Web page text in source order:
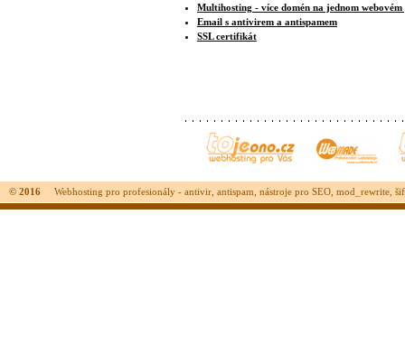
Multihosting - více domén na jednom
Email s antivirem a antispamem
SSL certifikát
© 2016 Webhosting pro profesionály - antivir, antispam, nástroje pro SEO, mod_rewrite,